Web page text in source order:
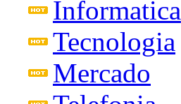
Informatica
Tecnologia
Mercado